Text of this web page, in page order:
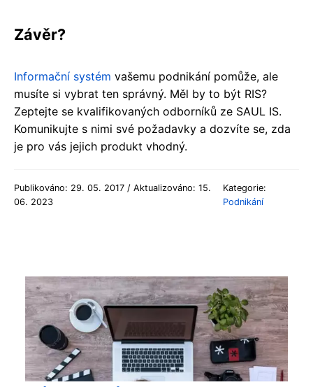
Závěr?
Informační systém vašemu podnikání pomůže, ale
musíte si vybrat ten správný. Měl by to být RIS?
Zeptejte se kvalifikovaných odborníků ze SAUL IS.
Komunikujte s nimi své požadavky a dozvíte se, zda
je pro vás jejich produkt vhodný.
Publikováno: 29. 05. 2017 / Aktualizováno: 15.
06. 2023
Kategorie:
Podnikání